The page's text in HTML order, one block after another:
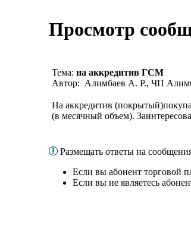
Просмотр
Тема: на аккредитив ГСМ
Автор: Алимбаев А. Р., ЧП
На аккредитив
(в месячный объем).
Размещать ответы на
Если вы абонент торговой
Если вы не являетесь